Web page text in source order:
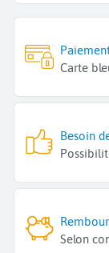
Carte
Besoin
Selon